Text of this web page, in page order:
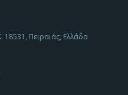
Πειραιάς, Ελλάδα